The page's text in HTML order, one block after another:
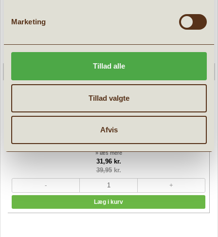
Marketing
Tillad alle
Tillad valgte
Afvis
Regnbue Twirler spinner stick
» læs mere
31,96 kr.
39,95kr.